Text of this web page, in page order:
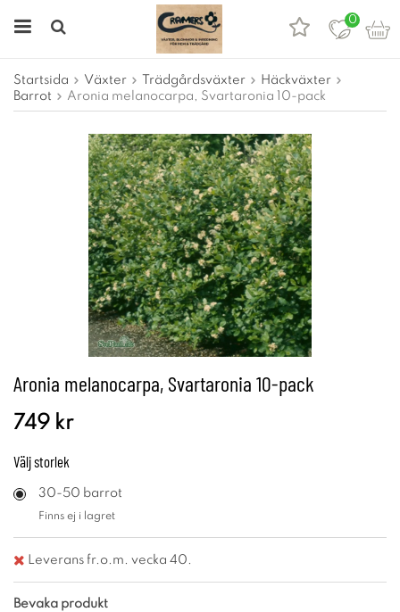
0
Startsida Växter Trädgårdsväxter
Häckväxter
Barrot
Aronia melanocarpa, Svartaronia 10-pack
Aronia melanocarpa, Svartaronia 10-pack
749 kr
Väljstorlek
30-50 barrot
Finns ej i lagret
Leverans fr.o.m. vecka 40.
Bevaka produkt